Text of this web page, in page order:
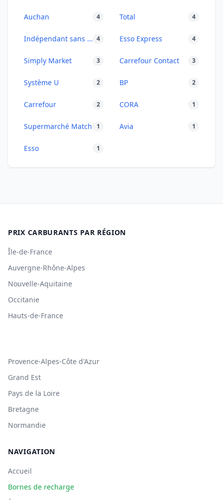
Auchan 4 Total 4
Indépendant sans enseigne 4 Esso Express 4
Simply Market 3 Carrefour Contact 3
Système U 2 BP 2
Carrefour 2 CORA 1
Supermarché Match 1 Avia 1
Esso 1
PRIX CARBURANTS PAR RÉGION
Île-de-France
Auvergne-Rhône-Alpes
Nouvelle-Aquitaine
Occitanie
Hauts-de-France
Provence-Alpes-Côte d'Azur
Grand Est
Pays de la Loire
Bretagne
Normandie
NAVIGATION
Accueil
Bornes de recharge